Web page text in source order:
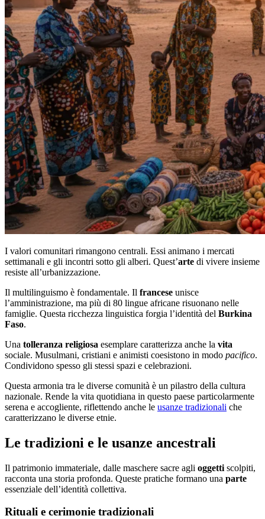
I valori comunitari rimangono centrali. Essi animano i mercati
settimanali e gli incontri sotto gli alberi. Quest’arte di vivere insieme
resiste all’urbanizzazione.
Il multilinguismo è fondamentale. Il francese unisce
l’amministrazione, ma più di 80 lingue africane risuonano nelle
famiglie. Questa ricchezza linguistica forgia l’identità del Burkina
Faso.
Una tolleranza religiosa esemplare caratterizza anche la vita
sociale. Musulmani, cristiani e animisti coesistono in modo pacifico.
Condividono spesso gli stessi spazi e celebrazioni.
Questa armonia tra le diverse comunità è un pilastro della cultura
nazionale. Rende la vita quotidiana in questo paese particolarmente
serena e accogliente, riflettendo anche le usanze tradizionali che
caratterizzano le diverse etnie.
Le tradizioni e le usanze ancestrali
Il patrimonio immateriale, dalle maschere sacre agli oggetti scolpiti,
racconta una storia profonda. Queste pratiche formano una parte
essenziale dell’identità collettiva.
Rituali e cerimonie tradizionali